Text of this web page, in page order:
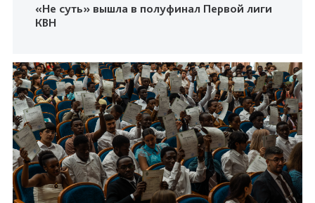
«Не суть» вышла в полуфинал Первой лиги
КВН